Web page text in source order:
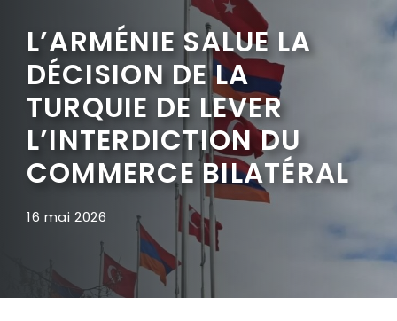
L’ARMÉNIE SALUE LA
DÉCISION DE LA
TURQUIE DE LEVER
L’INTERDICTION DU
COMMERCE BILATÉRAL
16 mai 2026